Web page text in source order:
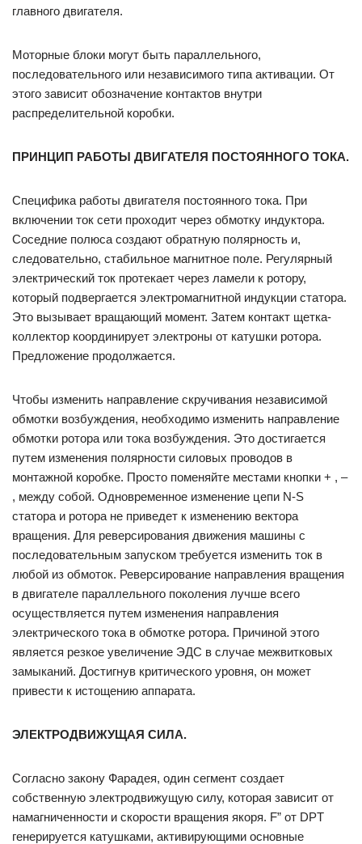
главного двигателя.
Моторные блоки могут быть параллельного,
последовательного или независимого типа активации. От
этого зависит обозначение контактов внутри
распределительной коробки.
ПРИНЦИП РАБОТЫ ДВИГАТЕЛЯ ПОСТОЯННОГО ТОКА.
Специфика работы двигателя постоянного тока. При
включении ток сети проходит через обмотку индуктора.
Соседние полюса создают обратную полярность и,
следовательно, стабильное магнитное поле. Регулярный
электрический ток протекает через ламели к ротору,
который подвергается электромагнитной индукции статора.
Это вызывает вращающий момент. Затем контакт щетка-
коллектор координирует электроны от катушки ротора.
Предложение продолжается.
Чтобы изменить направление скручивания независимой
обмотки возбуждения, необходимо изменить направление
обмотки ротора или тока возбуждения. Это достигается
путем изменения полярности силовых проводов в
монтажной коробке. Просто поменяйте местами кнопки + , –
, между собой. Одновременное изменение цепи N-S
статора и ротора не приведет к изменению вектора
вращения. Для реверсирования движения машины с
последовательным запуском требуется изменить ток в
любой из обмоток. Реверсирование направления вращения
в двигателе параллельного поколения лучше всего
осуществляется путем изменения направления
электрического тока в обмотке ротора. Причиной этого
является резкое увеличение ЭДС в случае межвитковых
замыканий. Достигнув критического уровня, он может
привести к истощению аппарата.
ЭЛЕКТРОДВИЖУЩАЯ СИЛА.
Согласно закону Фарадея, один сегмент создает
собственную электродвижущую силу, которая зависит от
намагниченности и скорости вращения якоря. F” от DPT
генерируется катушками, активирующими основные